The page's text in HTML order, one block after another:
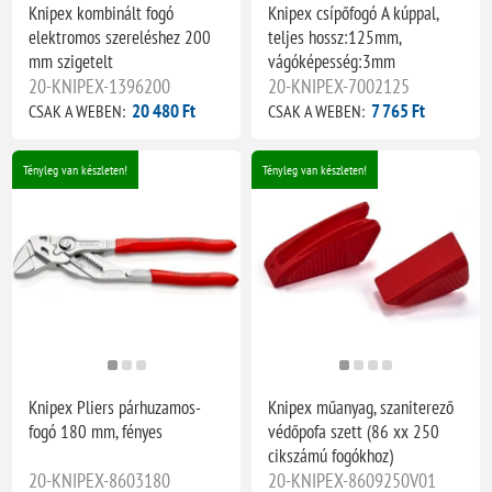
Knipex kombinált fogó
elektromos szereléshez 200
mm szigetelt
20-KNIPEX-1396200
CSAK A WEBEN: 20 480 Ft
Knipex csípőfogó A kúppal,
teljes hossz:125mm,
vágóképesség:3mm
20-KNIPEX-7002125
CSAK A WEBEN: 7 765 Ft
Tényleg van készleten!
Knipex Pliers párhuzamos-
fogó 180 mm, fényes
20-KNIPEX-8603180
Tényleg van készleten!
Knipex műanyag, szaniterező
védőpofa szett (86 xx 250
cikszámú fogókhoz)
20-KNIPEX-8609250V01